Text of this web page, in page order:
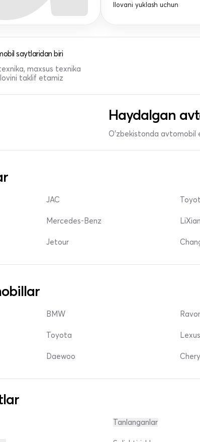
Ilovani yuklash uchun
saytlaridan biri
maxsus texnika
taklif etamiz
Haydalgan
O'zbekistonda avtomobil
JAC
Mercedes-Benz
Jetour
BMW
Toyota
Daewoo
Lexus
Chery
Tanlanganlar